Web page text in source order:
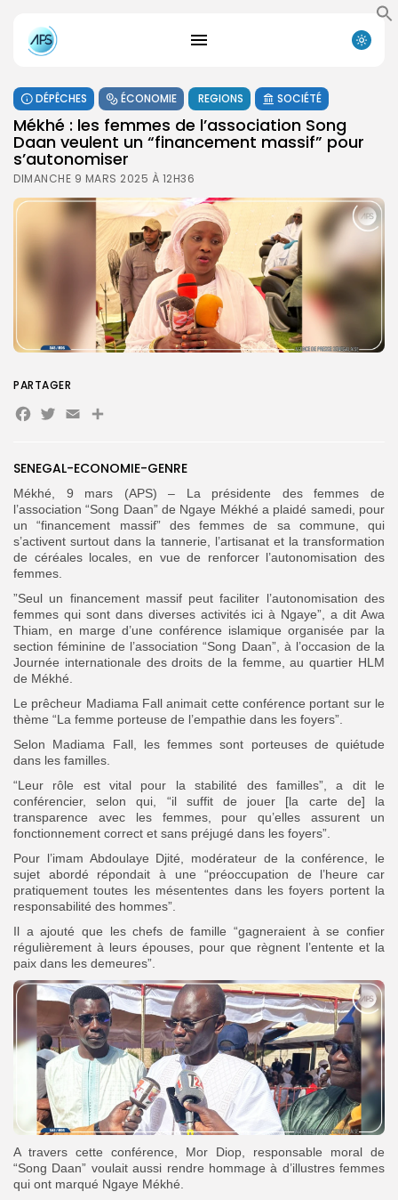
Search
for:
FR
DÉPÊCHES ÉCONOMIE REGIONS SOCIÉTÉ
Mékhé : les femmes de l’association Song
Daan veulent un “financement massif” pour
s’autonomiser
DIMANCHE 9 MARS 2025 À 12H36
SENEGAL-ECONOMIE-GENRE
Mékhé, 9 mars (APS) – La présidente des femmes de
l’association “Song Daan” de Ngaye Mékhé a plaidé samedi, pour
un “financement massif” des femmes de sa commune, qui
s’activent surtout dans la tannerie, l’artisanat et la transformation
de céréales locales, en vue de renforcer l’autonomisation des
femmes.
”Seul un financement massif peut faciliter l’autonomisation des
femmes qui sont dans diverses activités ici à Ngaye”, a dit Awa
Thiam, en marge d’une conférence islamique organisée par la
section féminine de l’association “Song Daan”, à l’occasion de la
Journée internationale des droits de la femme, au quartier HLM
de Mékhé.
Le prêcheur Madiama Fall animait cette conférence portant sur le
thème “La femme porteuse de l’empathie dans les foyers”.
Selon Madiama Fall, les femmes sont porteuses de quiétude
dans les familles.
“Leur rôle est vital pour la stabilité des familles”, a dit le
conférencier, selon qui, “il suffit de jouer [la carte de] la
transparence avec les femmes, pour qu’elles assurent un
fonctionnement correct et sans préjugé dans les foyers”.
Pour l’imam Abdoulaye Djité, modérateur de la conférence, le
sujet abordé répondait à une “préoccupation de l’heure car
pratiquement toutes les mésententes dans les foyers portent la
responsabilité des hommes”.
Il a ajouté que les chefs de famille “gagneraient à se confier
régulièrement à leurs épouses, pour que règnent l’entente et la
paix dans les demeures”.
A travers cette conférence, Mor Diop, responsable moral de
“Song Daan” voulait aussi rendre hommage à d’illustres femmes
qui ont marqué Ngaye Mékhé.
PARTAGER
Facebook
Twitter
EmailPartager